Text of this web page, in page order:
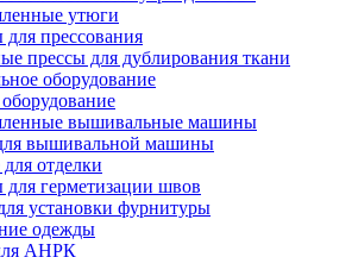
утюги
прессования
прессы для дублирования ткани
оборудование
вышивальные машины
вышивальной машины
отделки
герметизации швов
установки фурнитуры
одежды
АНРК